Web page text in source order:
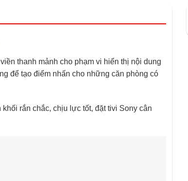
thanh mảnh cho phạm vi hiển thị nội dung
để tạo điểm nhấn cho những căn phòng có
rắn chắc, chịu lực tốt, đặt​ tivi Sony cân